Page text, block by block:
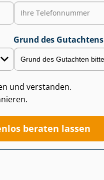
Grund des Gutachtens
und verstanden.
beraten lassen